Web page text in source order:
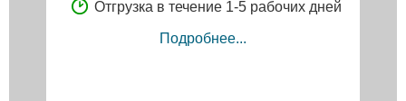
Отгрузка в течение 1-5 рабочих дней
Подробнее...